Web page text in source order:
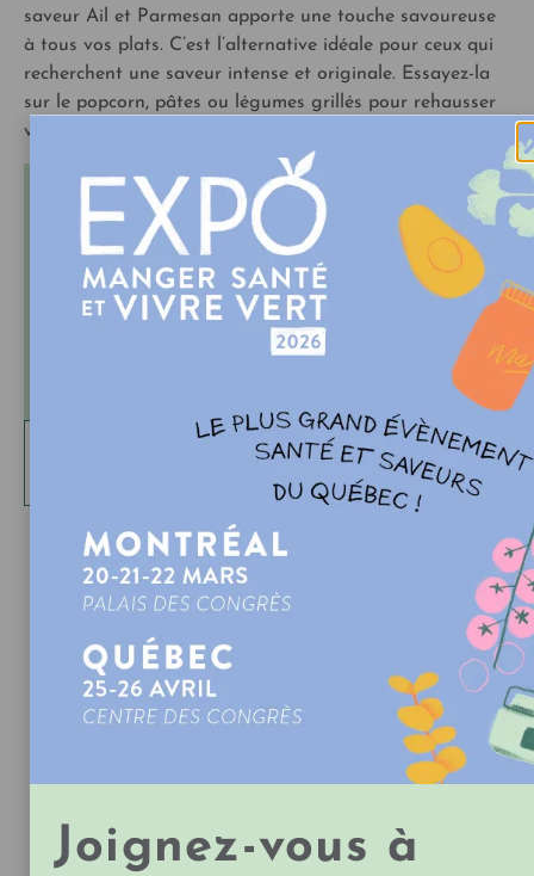
saveur Ail et Parmesan apporte une touche savoureuse
à tous vos plats. C’est l’alternative idéale pour ceux qui
recherchent une saveur intense et originale. Essayez-la
sur le popcorn, pâtes ou légumes grillés pour rehausser
vos recettes en un instant.
À propos de Moulin Abénakis
BIEN PLUS qu’un moulin… Une tradition
d’excellence s’est établie dans notre moulin plus
que centenaire avec notre farine. Depuis 1981,
nous transformons une gamme de produits
alimentaires biologiques et santé destiné à une
MAGASINER SUR
LA BOUTIQUE DE L'EXPOSANT
Partager
DU MÊME EXPOSANT
Joignez-vous à